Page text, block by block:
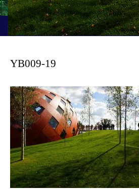
ホーム
ブログ
YB009-19
YB009-19